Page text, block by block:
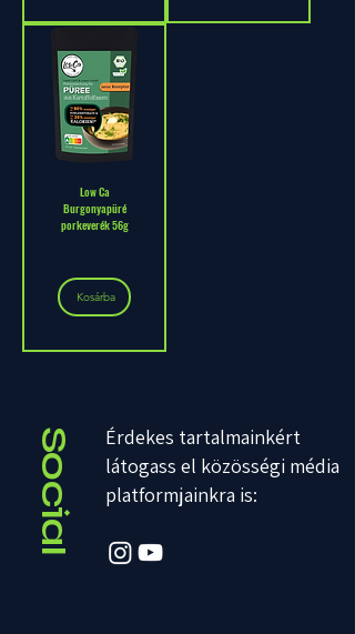
Low Ca
Burgonyapüré
porkeverék 56g
Kosárba
Social
Érdekes tartalmainkért
látogass el közösségi média
platformjainkra is: